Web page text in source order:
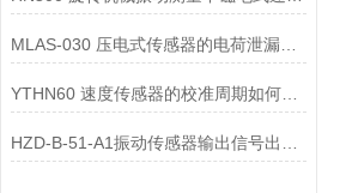
MLAS-030 压电式传感器的电荷泄漏机制是什么？
YTHN60 速度传感器的校准周期如何确定？